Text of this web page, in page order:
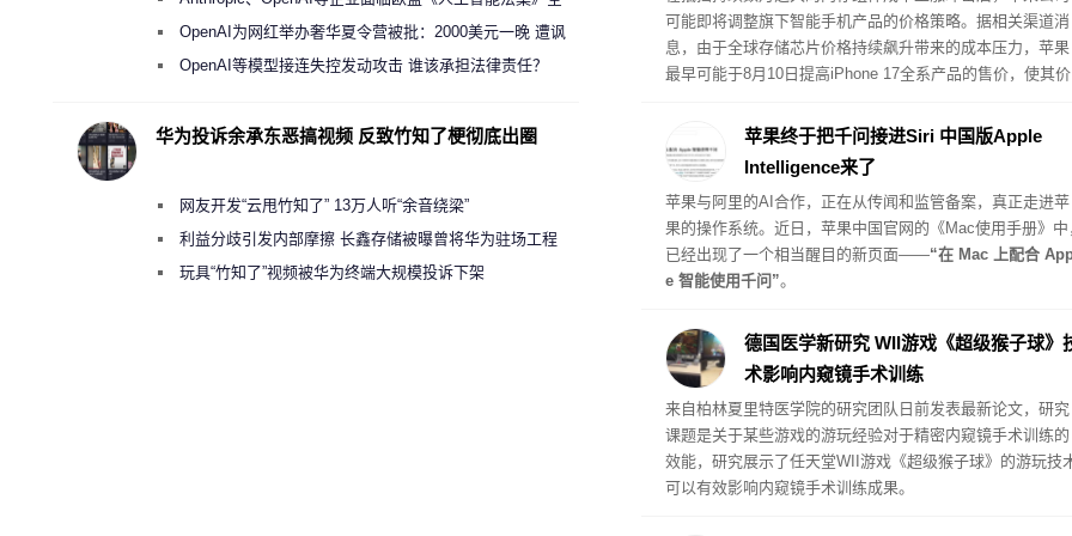
可能即将调整旗下智能手机产品的价格策略。据相关渠道消
息，由于全球存储芯片价格持续飙升带来的成本压力，苹果
最早可能于8月10日提高iPhone 17全系产品的售价，使其价
苹果终于把千问接进Siri 中国版Apple
Intelligence来了
苹果与阿里的AI合作，正在从传闻和监管备案，真正走进苹
果的操作系统。近日，苹果中国官网的《Mac使用手册》中
已经出现了一个相当醒目的新页面——“在 Mac 上配合
e 智能使用千问”。
德国医学新研究 WII游戏《超级猴子球》
术影响内窥镜手术训练
来自柏林夏里特医学院的研究团队日前发表最新论文，研究
课题是关于某些游戏的游玩经验对于精密内窥镜手术训练的
效能，研究展示了任天堂WII游戏《超级猴子球》的游玩技
可以有效影响内窥镜手术训练成果。
新执法权限审查
OpenAI为网红举办奢华夏令营被批：2000美元一晚 遭讽
“反乌托邦”
OpenAI等模型接连失控发动攻击 谁该承担法律责任？
华为投诉余承东恶搞视频 反致竹知了梗彻底出圈
网友开发“云甩竹知了” 13万人听“余音绕梁”
利益分歧引发内部摩擦 长鑫存储被曝曾将华为驻场工程
师驱逐出研发基地
玩具“竹知了”视频被华为终端大规模投诉下架